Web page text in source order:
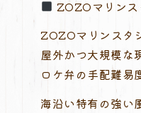
ZOZOマリン
ZOZOマリンスタ
屋外かつ大規模な
ロケ弁の手配難易
海沿い特有の強い